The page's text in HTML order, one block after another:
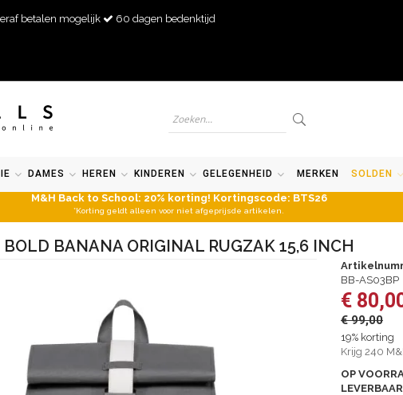
betalen mogelijk 60 dagen bedenktijd
DAMES HEREN KINDEREN GELEGENHEID MERKEN SOLDEN
M&H Back to School: 20% korting! Kortingscode: BTS26
*Korting geldt alleen voor niet afgeprijsde artikelen.
BOLD BANANA ORIGINAL RUGZAK 15,6 INCH
BB-AS03BP
€
€ 99,00
19% korting
Krijg 240
OP
LEVERBAAR